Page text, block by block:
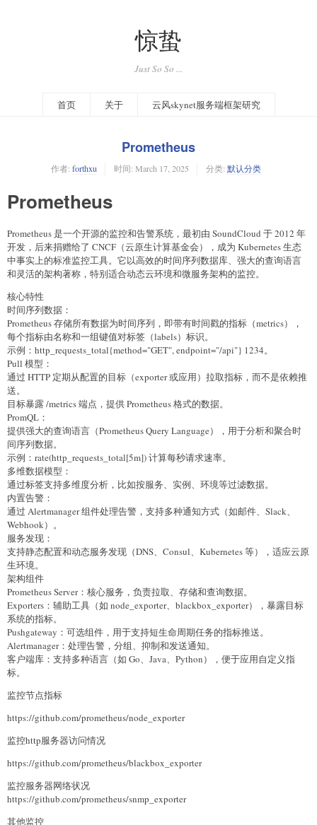
惊蛰
Just So So ...
首页 关于 云风skynet服务端框架研究
Prometheus
作者: forthxu 时间: March 17, 2025 分类: 默认分类
Prometheus
Prometheus 是一个开源的监控和告警系统，最初由 SoundCloud 于 2012 年
开发，后来捐赠给了 CNCF（云原生计算基金会），成为 Kubernetes 生态
中事实上的标准监控工具。它以高效的时间序列数据库、强大的查询语言
和灵活的架构著称，特别适合动态云环境和微服务架构的监控。
核心特性
时间序列数据：
Prometheus 存储所有数据为时间序列，即带有时间戳的指标（metrics），
每个指标由名称和一组键值对标签（labels）标识。
示例：http_requests_total{method="GET", endpoint="/api"} 1234。
Pull 模型：
通过 HTTP 定期从配置的目标（exporter 或应用）拉取指标，而不是依赖推
送。
目标暴露 /metrics 端点，提供 Prometheus 格式的数据。
PromQL：
提供强大的查询语言（Prometheus Query Language），用于分析和聚合时
间序列数据。
示例：rate(http_requests_total[5m]) 计算每秒请求速率。
多维数据模型：
通过标签支持多维度分析，比如按服务、实例、环境等过滤数据。
内置告警：
通过 Alertmanager 组件处理告警，支持多种通知方式（如邮件、Slack、
Webhook）。
服务发现：
支持静态配置和动态服务发现（DNS、Consul、Kubernetes 等），适应云原
生环境。
架构组件
Prometheus Server：核心服务，负责拉取、存储和查询数据。
Exporters：辅助工具（如 node_exporter、blackbox_exporter），暴露目标
系统的指标。
Pushgateway：可选组件，用于支持短生命周期任务的指标推送。
Alertmanager：处理告警，分组、抑制和发送通知。
客户端库：支持多种语言（如 Go、Java、Python），便于应用自定义指
标。
监控节点指标
https://github.com/prometheus/node_exporter
监控http服务器访问情况
https://github.com/prometheus/blackbox_exporter
监控服务器网络状况
https://github.com/prometheus/snmp_exporter
其他监控